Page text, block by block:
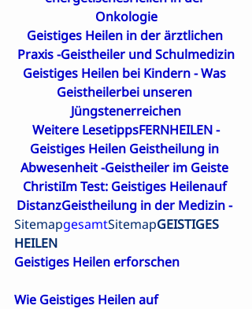
Onkologie
Geistiges Heilen in der ärztlichen
Praxis -Geistheiler und Schulmedizin
Geistiges Heilen bei Kindern - Was
Geistheilerbei unseren
Jüngstenerreichen
Weitere LesetippsFERNHEILEN -
Geistiges Heilen Geistheilung in
Abwesenheit -Geistheiler im Geiste
ChristiIm Test: Geistiges Heilenauf
DistanzGeistheilung in der Medizin -
SitemapgesamtSitemapGEISTIGES
HEILEN
Geistiges Heilen erforschen
Wie Geistiges Heilen auf